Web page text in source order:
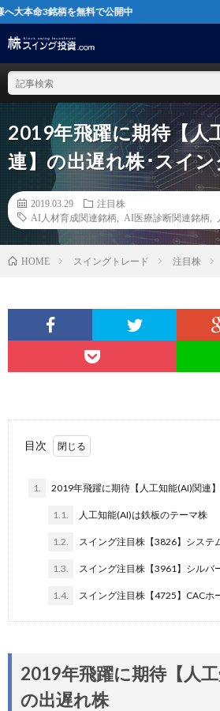
無料で公開中
2019年飛躍に期待【人
連】の出遅れ株･スイ
2019.03.29
注目株
AI人材育成関連銘柄
AI医療診断関連銘柄
HOME スイングトレード 注目株
目次
1. 2019年飛躍に期待【人工知能(AI)関連
1.1. 人工知能(AI)は鉄板のテーマ株
1.2. スイング注目株【3826】システ
1.3. スイング注目株【3961】シルバ
1.4. スイング注目株【4725】CACホ
2019年飛躍に期待【人工
の出遅れ株